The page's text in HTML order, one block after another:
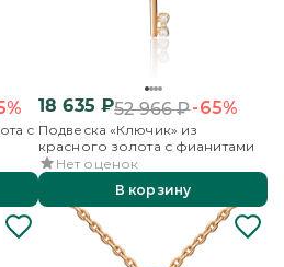
с
18 635 ₽52 966₽-65%
Подвеска «Ключик» из
красного золота с фианитами
Нет оценок
В корзину